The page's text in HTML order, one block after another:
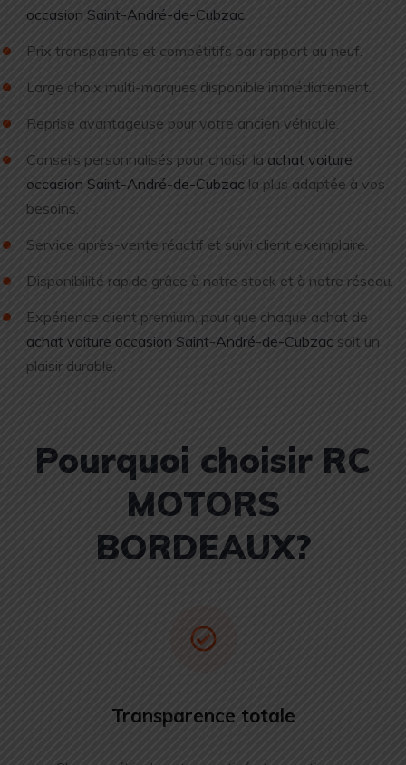
occasion Saint-André-de-Cubzac
Prix transparents et compétitifs par rapport au neuf.
Large choix multi-marques disponible immédiatement.
Reprise avantageuse pour votre ancien véhicule.
Conseils personnalisés pour choisir la achat voiture
occasion Saint-André-de-Cubzac la plus adaptée à vos
besoins.
Service après-vente réactif et suivi client exemplaire.
Disponibilité rapide grâce à notre stock et à notre réseau.
Expérience client premium, pour que chaque achat de
achat voiture occasion Saint-André-de-Cubzac soit un
plaisir durable.
Pourquoi choisir RC
MOTORS
BORDEAUX?
Transparence totale